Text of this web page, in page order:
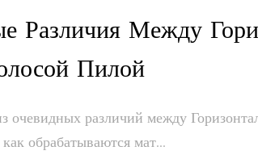
Различия Между
Пилой
различий между
обрабатываются мат...